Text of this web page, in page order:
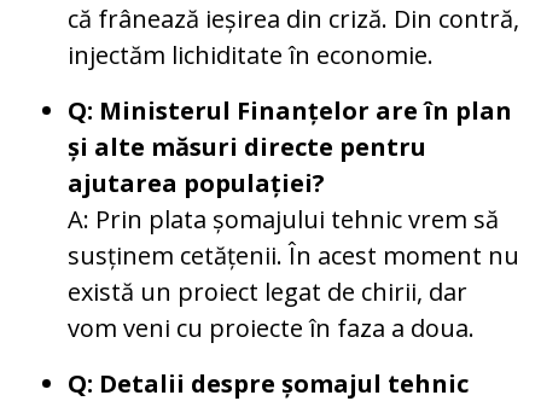
că frânează ieșirea din criză. Din contră,
injectăm lichiditate în economie.
Q: Ministerul Finanțelor are în plan
și alte măsuri directe pentru
ajutarea populației?
A: Prin plata șomajului tehnic vrem să
susținem cetățenii. În acest moment nu
există un proiect legat de chirii, dar
vom veni cu proiecte în faza a doua.
Q: Detalii despre șomajul tehnic